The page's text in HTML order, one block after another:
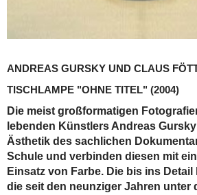
ANDREAS GURSKY UND CLAUS
TISCHLAMPE "OHNE TITEL" (2004)
Die meist großformatigen
lebenden Künstlers Andreas
Ästhetik des sachlichen
Schule und verbinden diesen mit
Einsatz von Farbe. Die bis ins
die seit den neunziger Jahren unter